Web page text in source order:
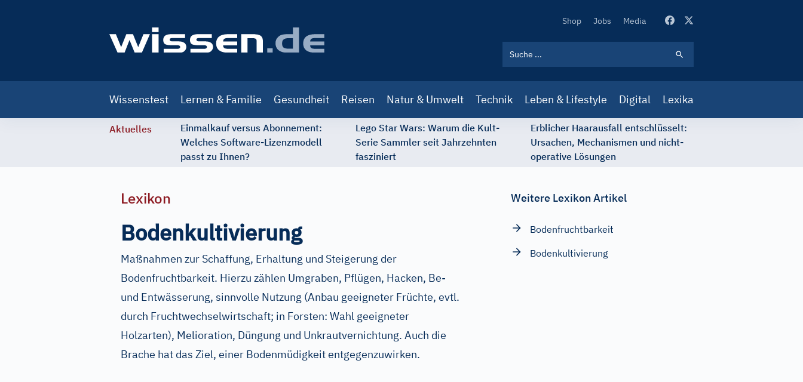
Secondary
Shop Jobs Media
navigation
Wissenstest Lernen & Familie Gesundheit Reisen Natur & Umwelt Technik Leben & Lifestyle Digital Lexika
Aktuelles
Einmalkauf versus Abonnement:
Welches Software-Lizenzmodell
passt zu Ihnen?
Lego Star Wars: Warum die Kult-
Serie Sammler seit Jahrzehnten
fasziniert
Erblicher Haarausfall entschlüsselt:
Ursachen, Mechanismen und nicht-
operative Lösungen
Lexikon
Bodenkultivierung
Maßnahmen zur Schaffung, Erhaltung und Steigerung der
Bodenfruchtbarkeit. Hierzu zählen Umgraben, Pflügen, Hacken, Be-
und Entwässerung, sinnvolle Nutzung (Anbau geeigneter Früchte, evtl.
durch Fruchtwechselwirtschaft; in Forsten: Wahl geeigneter
Holzarten), Melioration, Düngung und Unkrautvernichtung. Auch die
Brache hat das Ziel, einer Bodenmüdigkeit entgegenzuwirken.
Weitere Lexikon Artikel
Bodenfruchtbarkeit
Bodenkultivierung